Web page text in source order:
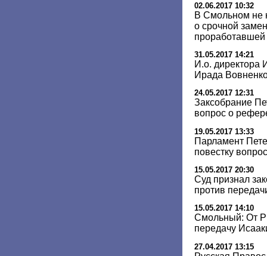
02.06.2017 10:32
В Смольном не
о срочной
проработавшей
31.05.2017 14:21
И.о. директора
Ирада
24.05.2017 12:31
Заксобрание
вопрос о
19.05.2017 13:33
Парламент
повестку
15.05.2017 20:30
Суд признал
против
15.05.2017 14:10
Смольный: От
передачу
27.04.2017 13:15